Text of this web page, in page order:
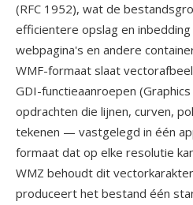
(RFC 1952), wat de
efficientere opslag en
webpagina's en andere
WMF-formaat slaat
GDI-functieaanroepen
opdrachten die lijnen, curven,
tekenen — vastgelegd in één
formaat dat op elke resolutie
WMZ behoudt dit
produceert het bestand één